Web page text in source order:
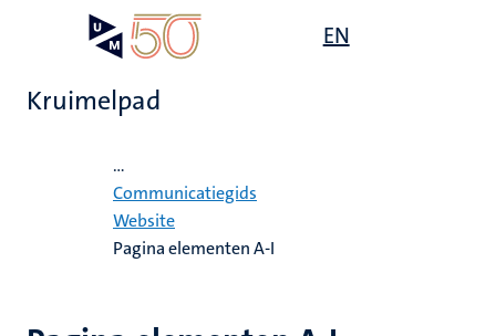
EN
Kruimelpad
...
Communicatiegids
Website
Pagina elementen A-I